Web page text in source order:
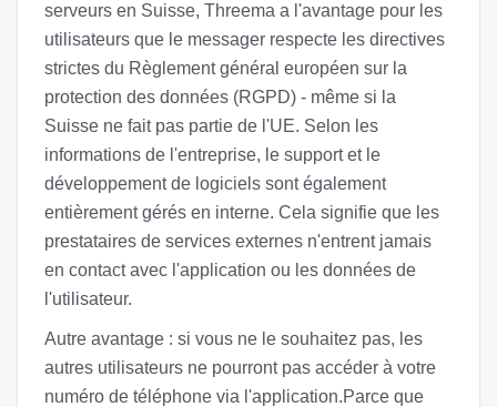
serveurs en Suisse, Threema a l'avantage pour les
utilisateurs que le messager respecte les directives
strictes du Règlement général européen sur la
protection des données (RGPD) - même si la
Suisse ne fait pas partie de l'UE. Selon les
informations de l'entreprise, le support et le
développement de logiciels sont également
entièrement gérés en interne. Cela signifie que les
prestataires de services externes n'entrent jamais
en contact avec l'application ou les données de
l'utilisateur.
Autre avantage : si vous ne le souhaitez pas, les
autres utilisateurs ne pourront pas accéder à votre
numéro de téléphone via l'application.Parce que